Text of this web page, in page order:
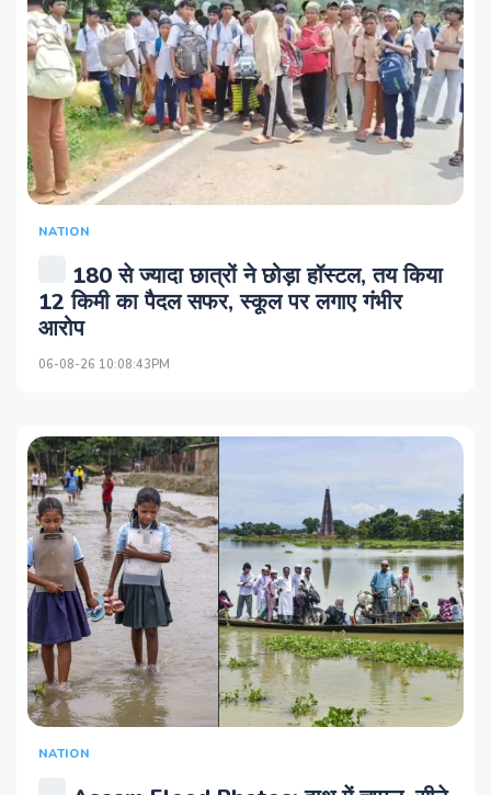
NATION
180 से ज्यादा छात्रों ने छोड़ा हॉस्टल, तय किया
12 किमी का पैदल सफर, स्कूल पर लगाए गंभीर
आरोप
06-08-26 10:08:43PM
NATION